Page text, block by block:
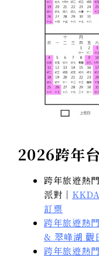
2026跨年
跨年旅遊熱
派對｜
訂票
跨年旅遊熱
& 翠峰湖 觀
跨年旅遊熱